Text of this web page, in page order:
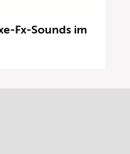
Fx-Sounds im